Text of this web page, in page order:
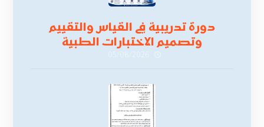
دورة تدريبية في القياس والتقييم
وتصميم الاختبارات الطبية